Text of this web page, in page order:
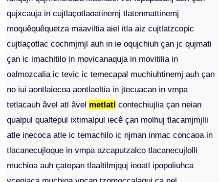
qujxcauja in cujtlaçotlaoatinemj tlatenmattinemj
moquêquêquetza maaviltia aiel itla aiz cujtlatzcopic
cujtlaçotlac cochmjmjl auh in ie oqujchiuh çan jc qujmati
çan ic imachitilo in movicanaquja in movitilia in
oalmozcalia ic tevic ic temecapal muchiuhtinemj auh çan
no iui aontlaiecoa aontlaeltia in jtecuacan in vmpa
tetlacauh âvel atl âvel metlatl contechiujlia çan neian
qualpul qualtepul ixtimalpul iecê çan molhuj tlacamjmjlli
atle inecoca atle ic temachilo ic njman inmac concaoa in
tlacanecujloque in vmpa azcaputzalco tlacanecujlolli
muchioa auh çatepan tlaaltilmjquj ieoatl ipopoliuhca